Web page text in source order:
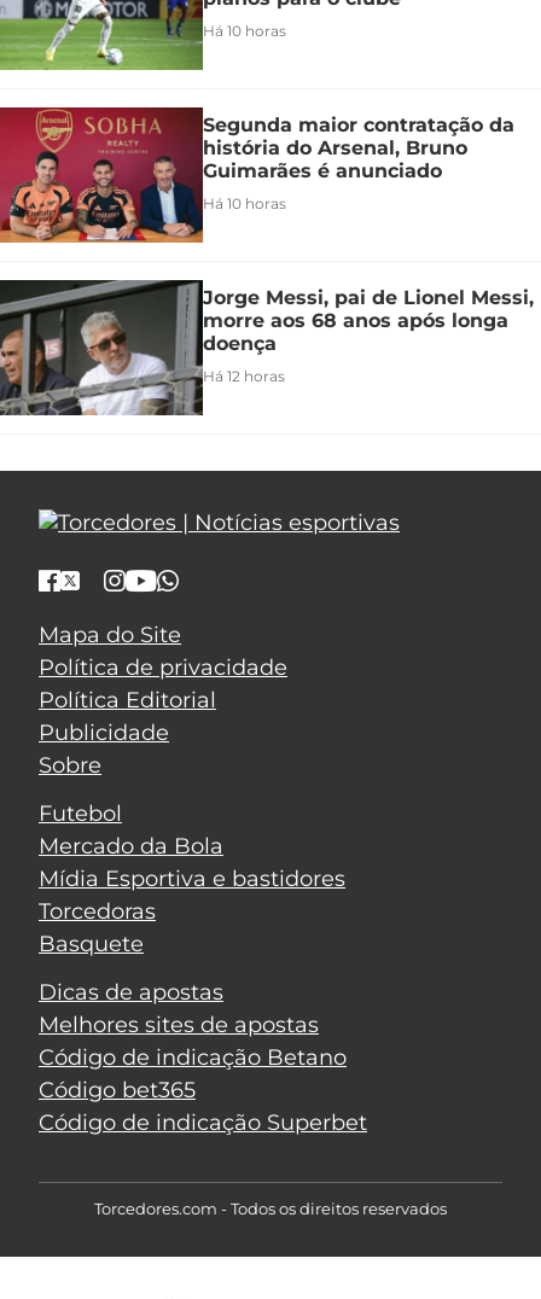
Há 10 horas
Segunda maior contratação da
história do Arsenal, Bruno
Guimarães é anunciado
Há 10 horas
Jorge Messi, pai de Lionel Messi,
morre aos 68 anos após longa
doença
Há 12 horas
Mapa do Site
Política de privacidade
Política Editorial
Publicidade
Sobre
Futebol
Mercado da Bola
Mídia Esportiva e bastidores
Torcedoras
Basquete
Dicas de apostas
Melhores sites de apostas
Código de indicação Betano
Código bet365
Código de indicação Superbet
Torcedores.com - Todos os direitos reservados